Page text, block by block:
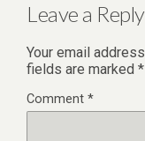
Leave a Reply
Your email
fields are marked *
Comment *